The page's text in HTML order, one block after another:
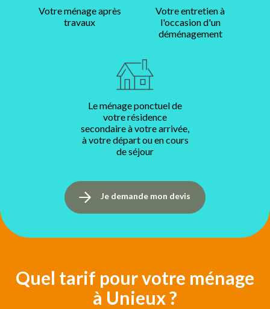
Votre ménage après
travaux
Votre entretien à
l'occasion d'un
déménagement
Le ménage ponctuel de
votre résidence
secondaire à votre arrivée,
à votre départ ou en cours
de séjour
Je demande mon devis
Quel tarif pour votre ménage
à Unieux ?